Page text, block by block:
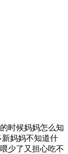
时候妈妈怎么知
妈妈不知道什
少了又担心吃不